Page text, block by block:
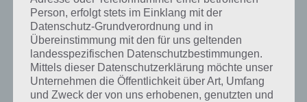
Screenshot Papas
Burgeria von Flipline
Studios
Fleisches und das Belegen der
des Burgers. Dabei hat jeder
Kunde natürlich seine eigenen
Wünsche, wie durchgebraten
der Burger sein soll bzw. die
Reihenfolge der Belegung des
Burgers.
Person, erfolgt stets im Einklang mit der
Datenschutz-Grundverordnung und in
Übereinstimmung mit den für uns geltenden
landesspezifischen Datenschutzbestimmungen.
Mittels dieser Datenschutzerklärung möchte unser
Unternehmen die Öffentlichkeit über Art, Umfang
und Zweck der von uns erhobenen, genutzten und